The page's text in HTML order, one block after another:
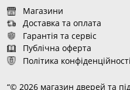
Магазини
Доставка та оплата
Гарантія та сервіс
Публічна оферта
Політика конфіденційності
“© 2026 магазин дверей та